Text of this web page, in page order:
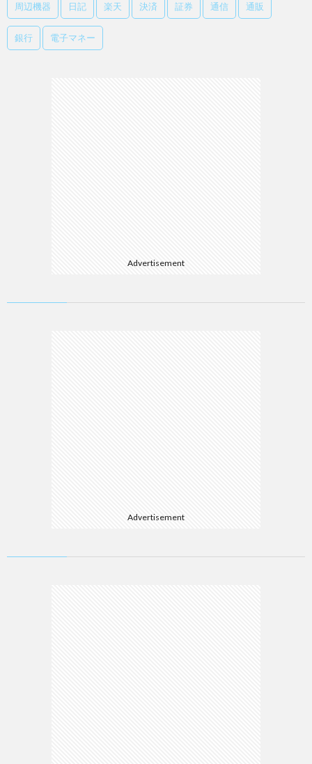
周辺機器 日記 楽天 決済 証券 通信 通販
銀行 電子マネー
Advertisement
Advertisement